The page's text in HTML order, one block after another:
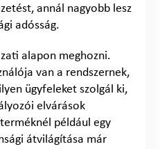
annál nagyobb lesz
adósság.
alapon meghozni.
van a rendszernek,
ügyfeleket szolgál ki,
elvárások
például egy
átvilágítása már